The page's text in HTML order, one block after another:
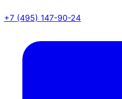
+7 (495) 147-90-24